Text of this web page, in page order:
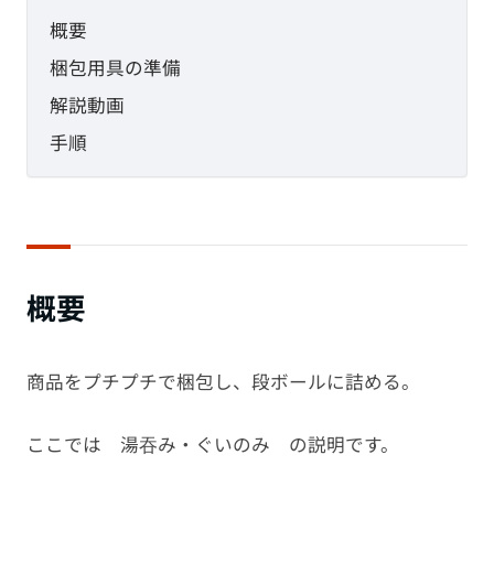
その他
TAG
HTML CSS
WordPress
EC-CUBE
shopify
PC設定
概要
梱包用具の準備
解説動画
手順
概要
商品をプチプチで梱包し、段ボールに詰める。
ここでは 湯吞み・ぐいのみ の説明です。